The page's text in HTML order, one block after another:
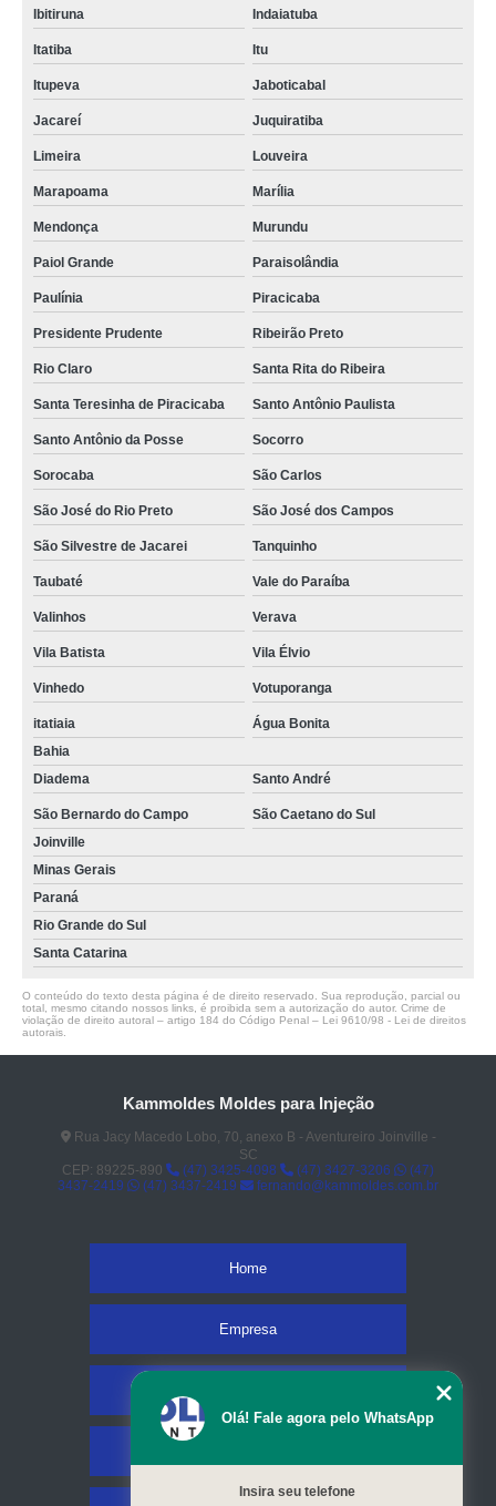
Ibitiruna Indaiatuba
Itatiba Itu
Itupeva Jaboticabal
Jacareí Juquiratiba
Limeira Louveira
Marapoama Marília
Mendonça Murundu
Paiol Grande Paraisolândia
Paulínia Piracicaba
Presidente Prudente Ribeirão Preto
Rio Claro Santa Rita do Ribeira
Santa Teresinha de Piracicaba Santo Antônio Paulista
Santo Antônio da Posse Socorro
Sorocaba São Carlos
São José do Rio Preto São José dos Campos
São Silvestre de Jacarei Tanquinho
Taubaté Vale do Paraíba
Valinhos Verava
Vila Batista Vila Élvio
Vinhedo Votuporanga
itatiaia
Água Bonita
Bahia
Diadema
Santo André
São Bernardo do Campo
São Caetano do Sul
Joinville
Minas Gerais
Paraná
Rio Grande do Sul
Santa Catarina
O conteúdo do texto desta página é de direito reservado. Sua reprodução, parcial ou
total, mesmo citando nossos links, é proibida sem a autorização do autor. Crime de
violação de direito autoral – artigo 184 do Código Penal – Lei 9610/98 - Lei de direitos
autorais
Kammoldes Moldes para Injeção
Rua Jacy Macedo Lobo, 70, anexo B - Aventureiro Joinville -
SC
CEP: 89225-890
(47) 3425-4098 (47) 3427-3206
(47)
3437-2419
(47) 3437-2419 fernando@kammoldes.com.br
Home
Empresa
Olá! Fale agora pelo WhatsApp
Insira seu telefone